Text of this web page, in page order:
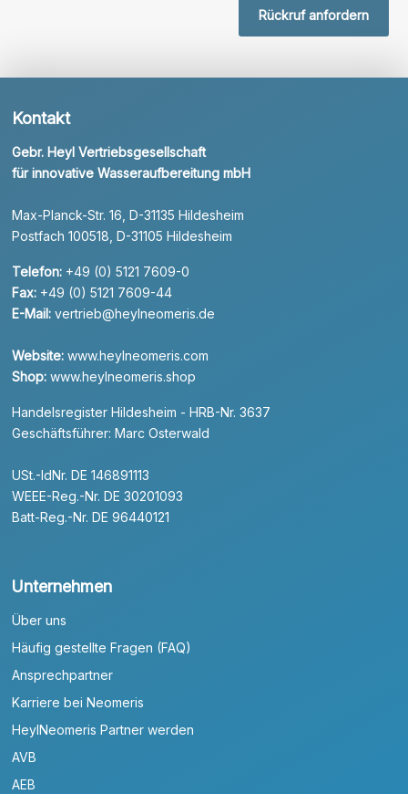
Rückruf anfordern
Kontakt
Gebr. Heyl Vertriebsgesellschaft
für innovative Wasseraufbereitung mbH
Max-Planck-Str. 16, D-31135 Hildesheim
Postfach 100518, D-31105 Hildesheim
Telefon: +49 (0) 5121 7609-0
Fax: +49 (0) 5121 7609-44
E-Mail: vertrieb@heylneomeris.de
Website: www.heylneomeris.com
Shop: www.heylneomeris.shop
Handelsregister Hildesheim - HRB-Nr. 3637
Geschäftsführer: Marc Osterwald
USt.-IdNr. DE 146891113
WEEE-Reg.-Nr. DE 30201093
Batt-Reg.-Nr. DE 96440121
Unternehmen
Über uns
Häufig gestellte Fragen (FAQ)
Ansprechpartner
Karriere bei Neomeris
HeylNeomeris Partner werden
AVB
AEB